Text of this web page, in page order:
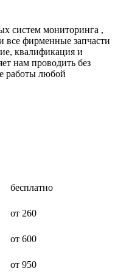
систем мониторинга ,
все фирменные запчасти
квалификация и
нам проводить без
работы любой
бесплатно
от 260
от 600
от 950